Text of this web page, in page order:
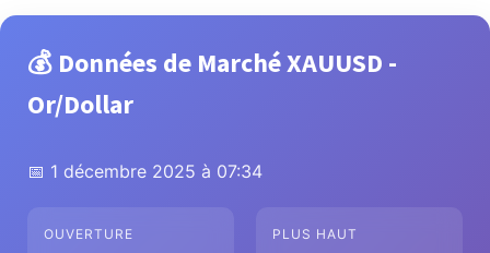
💰 Données de Marché XAUUSD -
Or/Dollar
📅 1 décembre 2025 à 07:34
OUVERTURE PLUS HAUT